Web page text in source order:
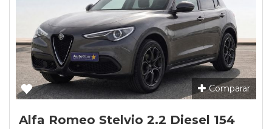
Comparar
Alfa Romeo Stelvio 2.2 Diesel 154